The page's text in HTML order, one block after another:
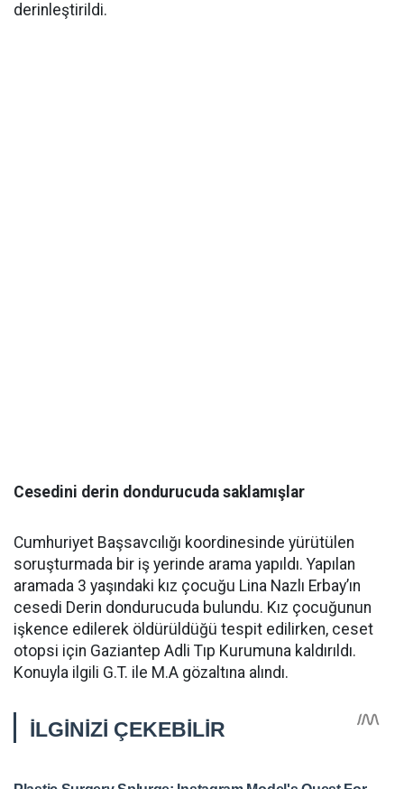
derinleştirildi.
Cesedini derin dondurucuda saklamışlar
Cumhuriyet Başsavcılığı koordinesinde yürütülen
soruşturmada bir iş yerinde arama yapıldı. Yapılan
aramada 3 yaşındaki kız çocuğu Lina Nazlı Erbay’ın
cesedi Derin dondurucuda bulundu. Kız çocuğunun
işkence edilerek öldürüldüğü tespit edilirken, ceset
otopsi için Gaziantep Adli Tıp Kurumuna kaldırıldı.
Konuyla ilgili G.T. ile M.A gözaltına alındı.